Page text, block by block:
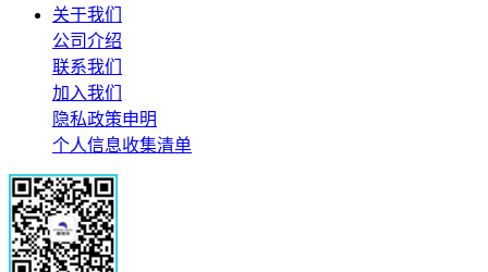
关于我们
公司介绍
联系我们
加入我们
隐私政策申明
个人信息收集清单